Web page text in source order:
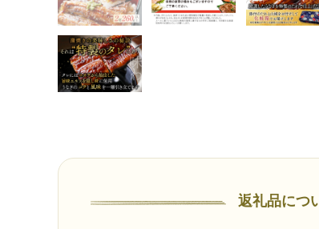
返礼品につ